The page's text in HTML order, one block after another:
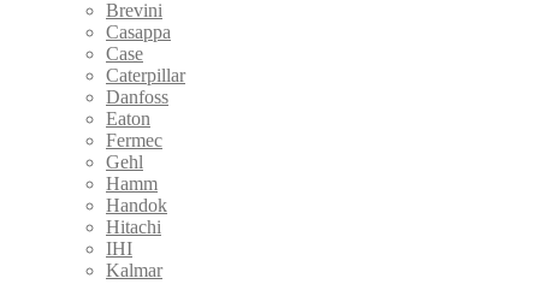
Brevini
Casappa
Case
Caterpillar
Danfoss
Eaton
Fermec
Gehl
Hamm
Handok
Hitachi
IHI
Kalmar